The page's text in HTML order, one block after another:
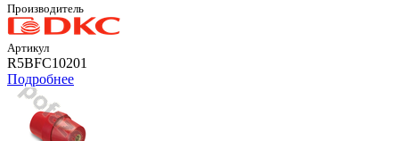
Производитель
Артикул
R5BFC10201
Подробнее